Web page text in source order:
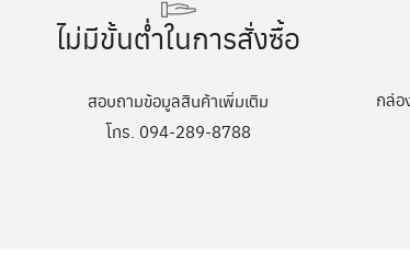
ไม่มีขั้นต่ำในการสั่งซื้อ
สอบถามข้อมูลสินค้าเพิ่มเติม
โทร. 094-289-8788
กล่อ